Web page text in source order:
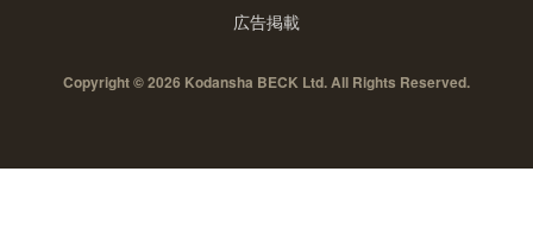
広告掲載
Copyright © 2026 Kodansha BECK Ltd. All Rights Reserved.